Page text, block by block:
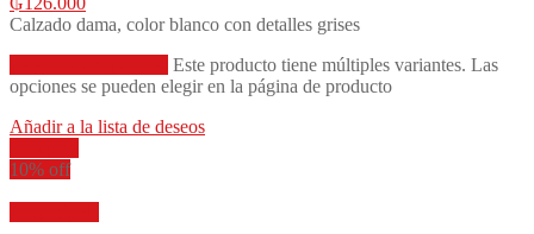
Calzado dama, color blanco con detalles grises
Este producto tiene múltiples variantes. Las
opciones se pueden elegir en la página de producto
Añadir a la lista de deseos
10% off